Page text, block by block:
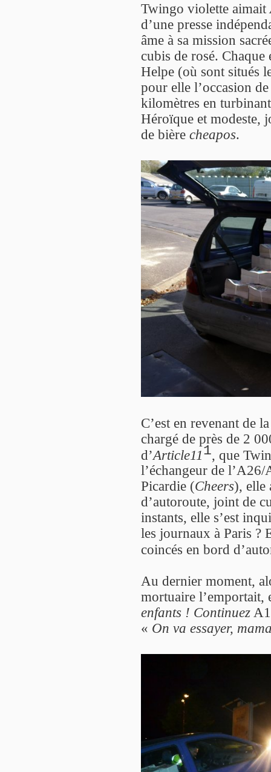
Twingo violette aimait
d’une presse
âme à sa mission
cubis de rosé.
Helpe (où sont situés
pour elle l’occasion
kilomètres en
Héroïque et modeste,
de bière cheapos.
C’est en revenant de
chargé de près de 2
d’Article111, que
l’échangeur de
Picardie (Cheers), elle
d’autoroute, joint de
instants, elle s’est
les journaux à Paris ?
coincés en bord
Au dernier moment,
mortuaire
enfants ! Continuez
« On va essayer,